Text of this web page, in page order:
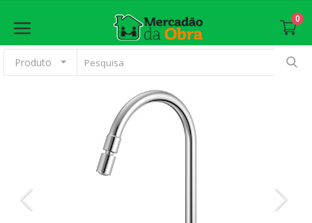
0
Produto
Materiais Básicos
Revestimento